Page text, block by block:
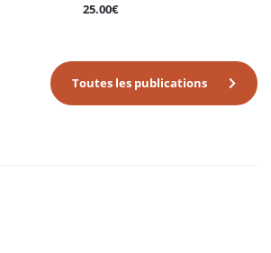
25.00€
Toutes les publications